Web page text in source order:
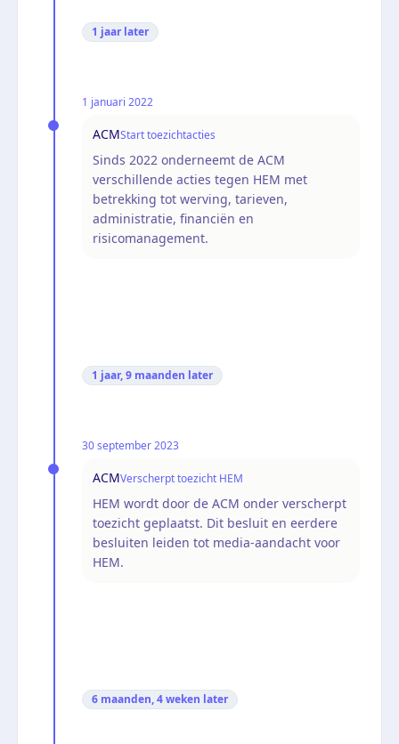
1 jaar later
1 januari 2022
ACMStart toezichtacties
Sinds 2022 onderneemt de ACM
verschillende acties tegen HEM met
betrekking tot werving, tarieven,
administratie, financiën en
risicomanagement.
1 jaar, 9 maanden later
30 september 2023
ACMVerscherpt toezicht HEM
HEM wordt door de ACM onder verscherpt
toezicht geplaatst. Dit besluit en eerdere
besluiten leiden tot media-aandacht voor
HEM.
6 maanden, 4 weken later